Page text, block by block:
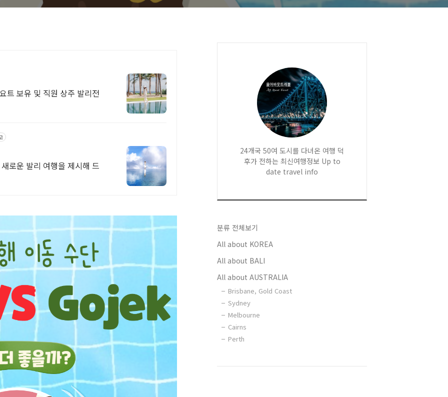
트 보유 및 직원 상주 발리전
24개국 50여 도시를 다녀온 여행 덕
후가 전하는 최신여행정보 Up to
date travel info
분류 전체보기
All about KOREA
All about BALI
All about AUSTRALIA
Brisbane, Gold Coast
Sydney
Melbourne
Cairns
Perth